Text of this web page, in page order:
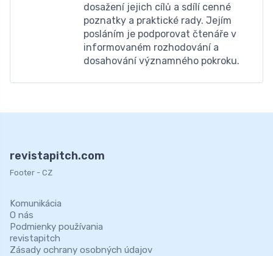
dosažení jejich cílů a sdílí cenné
poznatky a praktické rady. Jejím
posláním je podporovat čtenáře v
informovaném rozhodování a
dosahování významného pokroku.
revistapitch.com
Footer - CZ
Komunikácia
O nás
Podmienky používania
revistapitch
Zásady ochrany osobných údajov